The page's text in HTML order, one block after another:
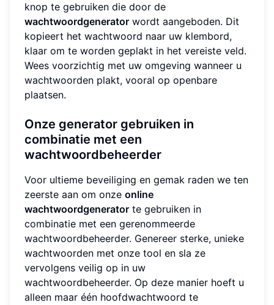
knop te gebruiken die door de
wachtwoordgenerator wordt aangeboden. Dit
kopieert het wachtwoord naar uw klembord,
klaar om te worden geplakt in het vereiste veld.
Wees voorzichtig met uw omgeving wanneer u
wachtwoorden plakt, vooral op openbare
plaatsen.
Onze generator gebruiken in
combinatie met een
wachtwoordbeheerder
Voor ultieme beveiliging en gemak raden we ten
zeerste aan om onze online
wachtwoordgenerator te gebruiken in
combinatie met een gerenommeerde
wachtwoordbeheerder. Genereer sterke, unieke
wachtwoorden met onze tool en sla ze
vervolgens veilig op in uw
wachtwoordbeheerder. Op deze manier hoeft u
alleen maar één hoofdwachtwoord te